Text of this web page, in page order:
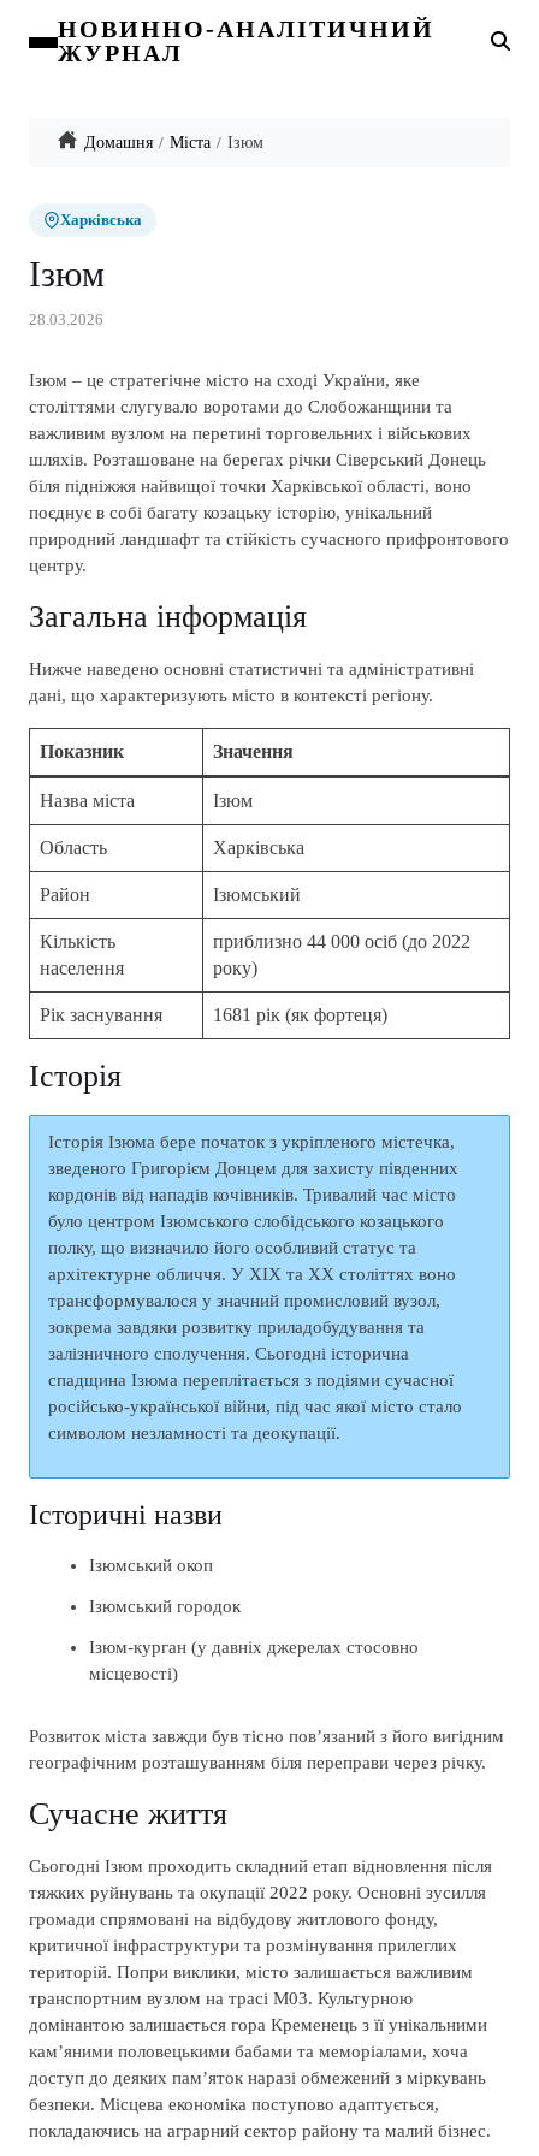
НОВИННО-АНАЛІТИЧНИЙ
ЖУРНАЛ
Домашня Міста Ізюм
Харківська
Ізюм
28.03.2026
Ізюм – це стратегічне місто на сході України, яке
століттями слугувало воротами до Слобожанщини та
важливим вузлом на перетині торговельних і військових
шляхів. Розташоване на берегах річки Сіверський Донець
біля підніжжя найвищої точки Харківської області, воно
поєднує в собі багату козацьку історію, унікальний
природний ландшафт та стійкість сучасного прифронтового
центру.
Загальна інформація
Нижче наведено основні статистичні та адміністративні
дані, що характеризують місто в контексті регіону.
Показник Значення
Назва міста Ізюм
Область Харківська
Район Ізюмський
Кількість
населення
приблизно 44 000 осіб (до 2022
року)
Рік заснування 1681 рік (як фортеця)
Історія
Історія Ізюма бере початок з укріпленого містечка,
зведеного Григорієм Донцем для захисту південних
кордонів від нападів кочівників. Тривалий час місто
було центром Ізюмського слобідського козацького
полку, що визначило його особливий статус та
архітектурне обличчя. У XIX та XX століттях воно
трансформувалося у значний промисловий вузол,
зокрема завдяки розвитку приладобудування та
залізничного сполучення. Сьогодні історична
спадщина Ізюма переплітається з подіями сучасної
російсько-української війни, під час якої місто стало
символом незламності та деокупації.
Історичні назви
Ізюмський окоп
Ізюмський городок
Ізюм-курган (у давніх джерелах стосовно
місцевості)
Розвиток міста завжди був тісно пов’язаний з його вигідним
географічним розташуванням біля переправи через річку.
Сучасне життя
Сьогодні Ізюм проходить складний етап відновлення після
тяжких руйнувань та окупації 2022 року. Основні зусилля
громади спрямовані на відбудову житлового фонду,
критичної інфраструктури та розмінування прилеглих
територій. Попри виклики, місто залишається важливим
транспортним вузлом на трасі М03. Культурною
домінантою залишається гора Кременець з її унікальними
кам’яними половецькими бабами та меморіалами, хоча
доступ до деяких пам’яток наразі обмежений з міркувань
безпеки. Місцева економіка поступово адаптується,
покладаючись на аграрний сектор району та малий бізнес.